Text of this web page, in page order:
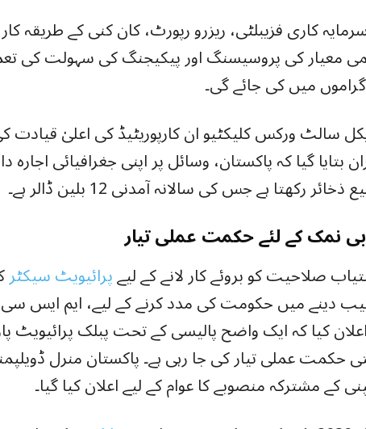
کاری فزیبلٹی، ریزرو رپورٹ، کان کنی کے طریقہ
معیار کی پروسیسنگ اور پیکیجنگ کی سہولت کی
میں کی جائے گی۔
سالٹ ورکس کلیکٹیو ان کارپوریٹیڈ کی اعلیٰ
بتایا گیا کہ پاکستان، وسائل پر اپنی جغرافیائی
رکھتا ہے جس کی سالانہ آمدنی 12 بلین ڈالر ہے۔
نمک کے لئے حکمت عملی تیار
صلاحیت کو بروئے کار لانے کے لیےپرائیویٹ سیکٹر
دینے میں حکومت کی مدد کرنے کے لیے، ایم ایس
کیا کہ ایک واضح پالیسی کے تحت پبلک پرائیویٹ
حکمت عملی تیار کی جا رہی ہے۔ پاکستان منرل
کے مشترکہ منصوبے کا عوام کے لیے اعلان کیا گیا۔